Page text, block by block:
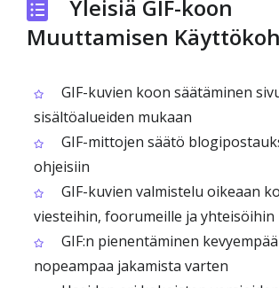
Yleisiä GIF-koon
Muuttamisen
GIF-kuvien koon säätäminen
sisältöalueiden mukaan
GIF-mittojen säätö
ohjeisiin
GIF-kuvien valmistelu oikeaan
viesteihin, foorumeille ja yhteisöihin
GIF:n pienentäminen
nopeampaa jakamista varten